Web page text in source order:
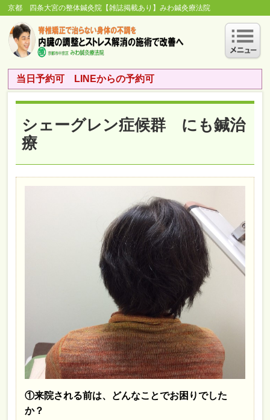
京都 四条大宮の整体鍼灸院【雑誌掲載あり】みわ鍼灸療法院
当日予約可 LINEからの予約可
シェーグレン症候群 にも鍼治
療
①来院される前は、どんなことでお困りでした
か？